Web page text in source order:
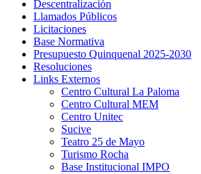
Descentralización
Llamados Públicos
Licitaciones
Base Normativa
Presupuesto Quinquenal 2025-2030
Resoluciones
Links Externos
Centro Cultural La Paloma
Centro Cultural MEM
Centro Unitec
Sucive
Teatro 25 de Mayo
Turismo Rocha
Base Institucional IMPO